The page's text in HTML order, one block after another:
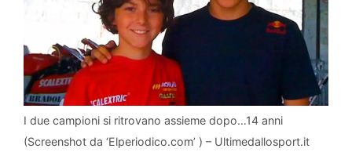
I due campioni si ritrovano assieme dopo…14 anni
(Screenshot da ‘Elperiodico.com’ ) – Ultimedallosport.it